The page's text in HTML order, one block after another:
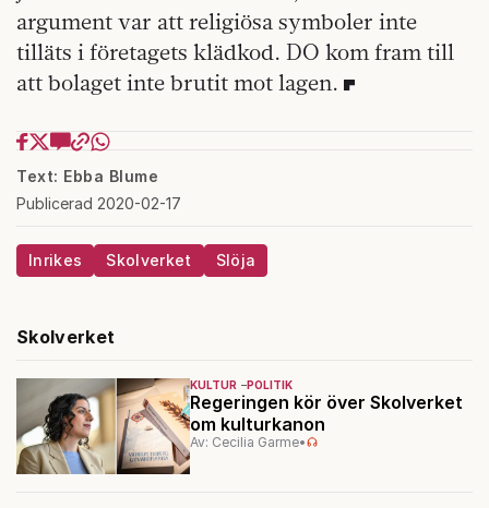
argument var att religiösa symboler inte
tilläts i företagets klädkod. DO kom fram till
att bolaget inte brutit mot lagen.
Text: Ebba Blume
Publicerad 2020-02-17
Inrikes Skolverket Slöja
Skolverket
KULTUR POLITIK
Regeringen kör över Skolverket
om kulturkanon
Av: Cecilia Garme•